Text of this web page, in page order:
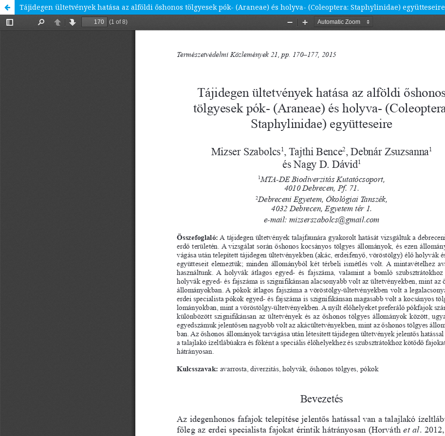
Tájidegen ültetvények hatása az alföldi őshonos tölgyesek pók- (Araneae) és holyva- (Coleoptera: Staphylinidae) együtteseire